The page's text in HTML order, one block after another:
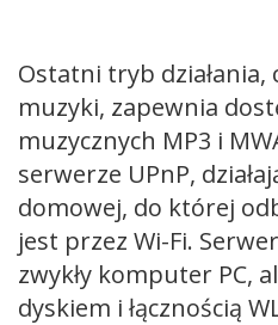
Ostatni tryb działania,
muzyki, zapewnia
muzycznych MP3 i
serwerze UPnP,
domowej, do której
jest przez Wi-Fi.
zwykły komputer PC,
dyskiem i łącznością